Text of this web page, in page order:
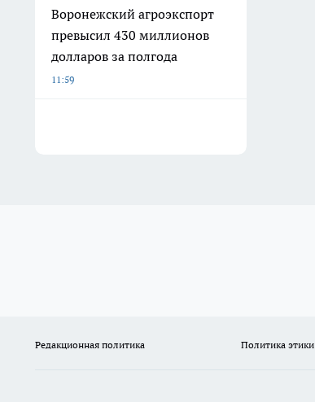
Воронежский агроэкспорт
превысил 430 миллионов
долларов за полгода
11:59
Редакционная политика Политика этики